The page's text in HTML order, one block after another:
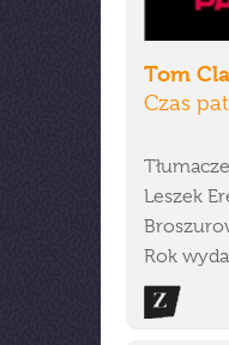
Tom
Czas
Leszek
Rok